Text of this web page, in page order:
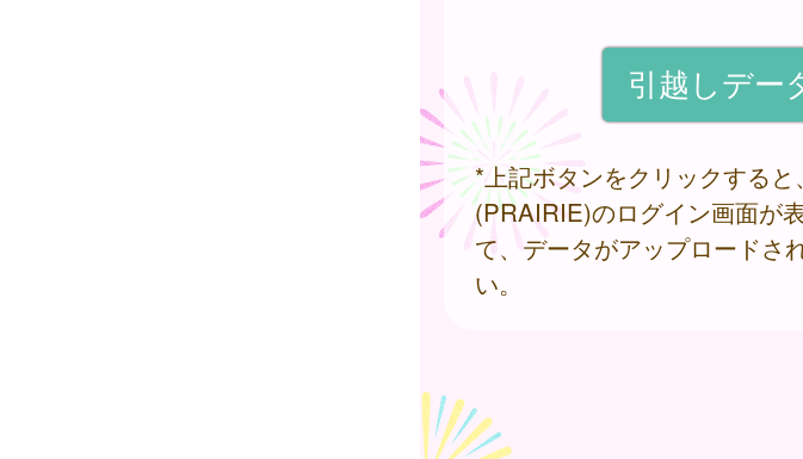
*上記ボタンをクリックする
(PRAIRIE)のログイン画面が
て、データがアップロードさ
い。